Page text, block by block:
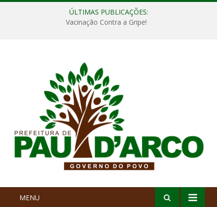
ÚLTIMAS PUBLICAÇÕES:
Vacinação Contra a Gripe!
MENU